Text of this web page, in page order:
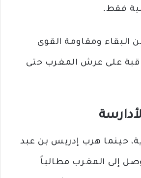
فقط.
البقاء ومقاومة القوى
على عرش المغرب حتى
172 هجرية، حينما هرب إدريس بن عبد
إلى المغرب مطالباً